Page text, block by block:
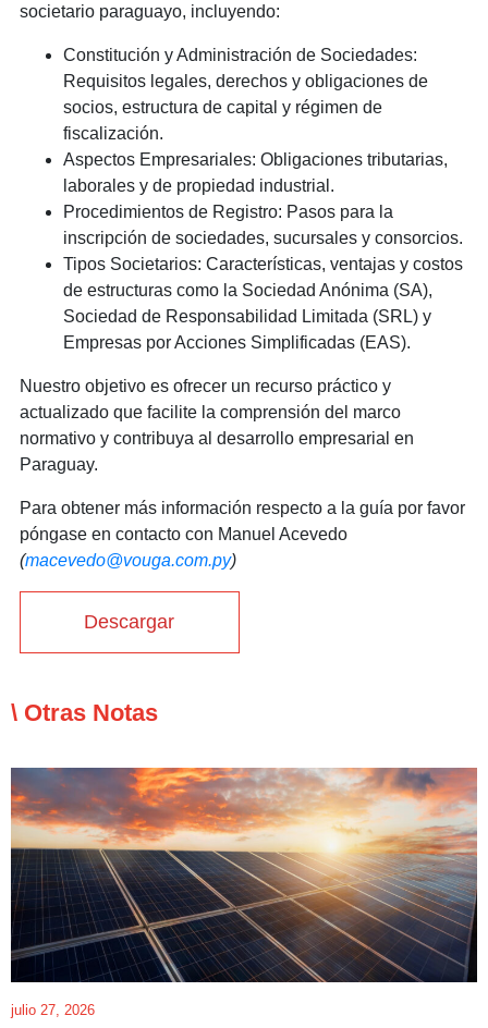
societario paraguayo, incluyendo:
Constitución y Administración de Sociedades:
Requisitos legales, derechos y obligaciones de
socios, estructura de capital y régimen de
fiscalización.
Aspectos Empresariales: Obligaciones tributarias,
laborales y de propiedad industrial.
Procedimientos de Registro: Pasos para la
inscripción de sociedades, sucursales y consorcios.
Tipos Societarios: Características, ventajas y costos
de estructuras como la Sociedad Anónima (SA),
Sociedad de Responsabilidad Limitada (SRL) y
Empresas por Acciones Simplificadas (EAS).
Nuestro objetivo es ofrecer un recurso práctico y
actualizado que facilite la comprensión del marco
normativo y contribuya al desarrollo empresarial en
Paraguay.
Para obtener más información respecto a la guía por favor
póngase en contacto con Manuel Acevedo
(macevedo@vouga.com.py)
Descargar
\ Otras Notas
julio 27, 2026